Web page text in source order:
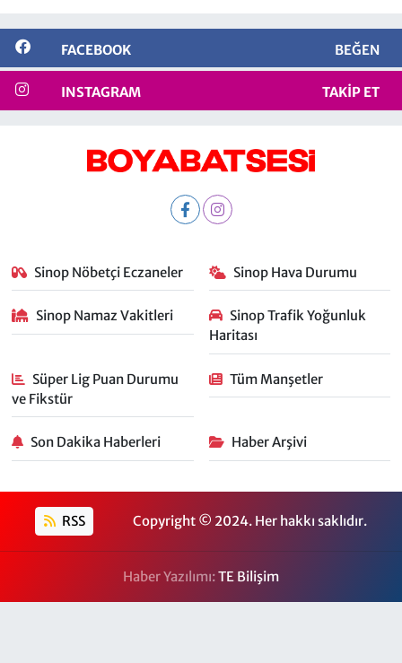
FACEBOOK BEĞEN
INSTAGRAM TAKIP ET
Sinop Nöbetçi Eczaneler Sinop Hava Durumu
Sinop Namaz Vakitleri
Sinop Trafik Yoğunluk
Haritası
Süper Lig Puan Durumu
ve Fikstür
Tüm Manşetler
Son Dakika Haberleri Haber Arşivi
RSS Copyright © 2024. Her hakkı saklıdır.
Haber Yazılımı:TE Bilişim